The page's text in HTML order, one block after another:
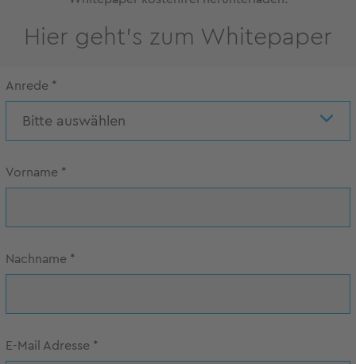
Hier geht's zum Whitepaper
Anrede *
Bitte auswählen
Vorname *
Nachname *
E-Mail Adresse *